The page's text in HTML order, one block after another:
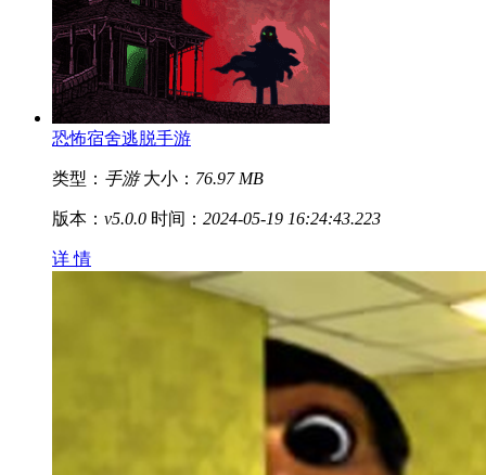
恐怖宿舍逃脱手游
类型： 手游 大小： 76.97 MB
版本： v5.0.0 时间： 2024-05-19 16:24:43.223
详 情